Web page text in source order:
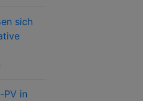
sich
PV in